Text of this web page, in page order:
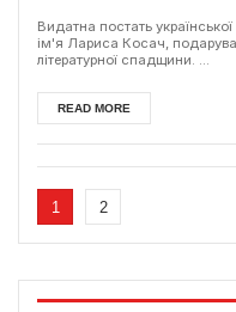
Видатна постать
ім'я Лариса Косач,
літературної спадщини. ...
READ MORE
1 2